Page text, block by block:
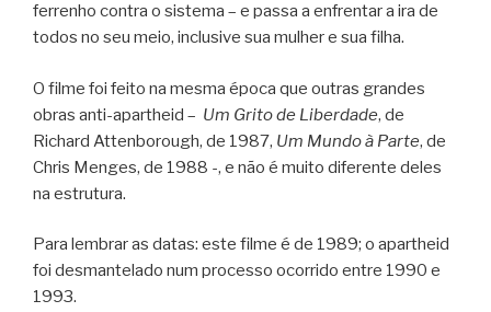
ferrenho contra o sistema – e passa a enfrentar a ira de
todos no seu meio, inclusive sua mulher e sua filha.
O filme foi feito na mesma época que outras grandes
obras anti-apartheid – Um Grito de Liberdade, de
Richard Attenborough, de 1987, Um Mundo à Parte, de
Chris Menges, de 1988 -, e não é muito diferente deles
na estrutura.
Para lembrar as datas: este filme é de 1989; o apartheid
foi desmantelado num processo ocorrido entre 1990 e
1993.